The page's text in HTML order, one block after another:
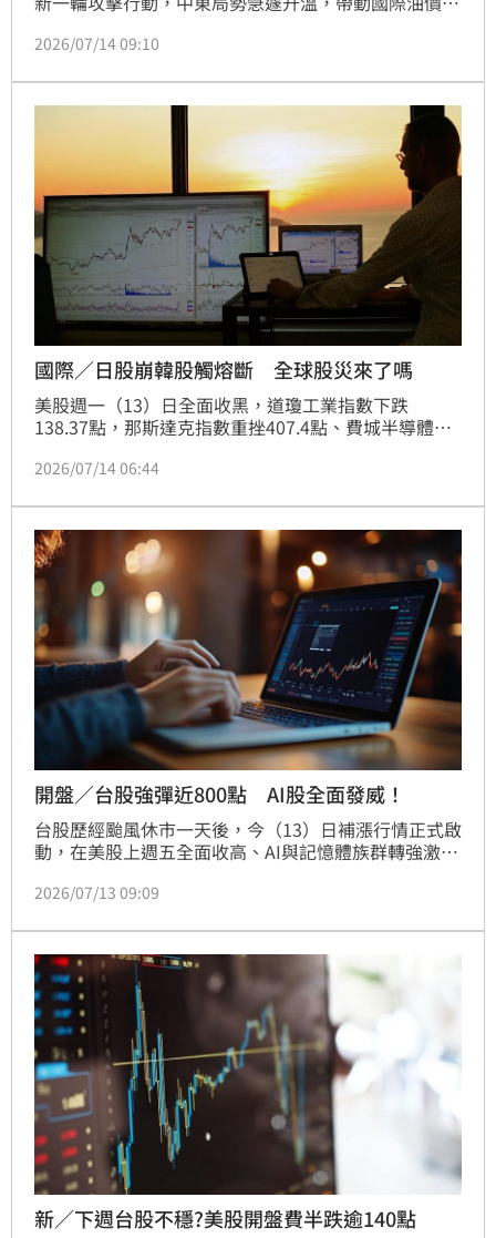
美元，引發市場對全球通膨及能源供應的擔憂，美股四
技股遭遇沉重賣壓。受到國際股市利空影響，台股今
（14）日開低，加權指數早盤下跌185.05點至
45,195.47點，跌幅0.41%；櫃買指數同步下跌0.05%
至419.69點，權王台積電開盤下跌25元至2,415元，市
場觀望氣氛濃厚。
2026/07/14 09:10
國際／日股崩韓股觸熔斷 全球股災來了嗎
美股週一（13）日全面收黑，道瓊工業指數下跌
138.37點，那斯達克指數重挫407.4點、費城半導體指
恢復對伊朗封鎖行動，導致荷莫茲海峽緊張情勢急遽升
跌逾9%，拖累半導體與AI概念股全面走弱。亞股方
面，日本日經225指數一度狂瀉逾1900點，終場下跌
1315點或1.92%；南韓KOSPI盤中更一度重挫逾9%，
觸發熔斷機制，顯示市場避險情緒快速升溫。
2026/07/14 06:44
開盤／台股強彈近800點 AI股全面發威！
台股歷經颱風休市一天後，今（13）日補漲行情正式啟
動，在美股上週五全面收高、AI與記憶體族群轉強激勵
1.63%，櫃買指數同步勁揚2.48%，市場買盤全面回
2026/07/13 09:09
新／下週台股不穩?美股開盤費半跌逾140點